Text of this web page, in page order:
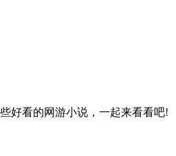
好看的网游小说，一起来看看吧!